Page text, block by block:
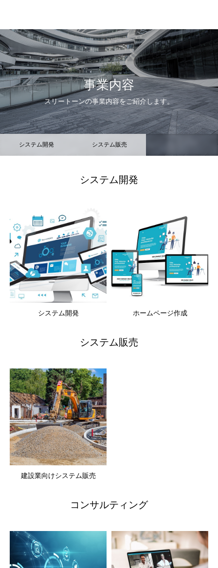
事業内容
スリートーンの事業内容をご紹介します。
システム開発 システム販売
システム開発
システム開発 ホームページ作成
システム販売
建設業向けシステム販売
コンサルティング